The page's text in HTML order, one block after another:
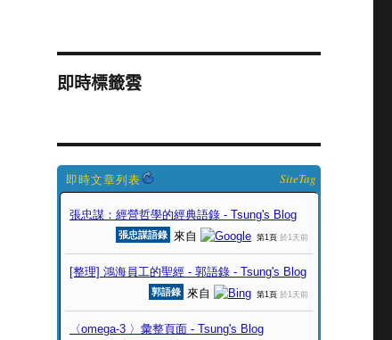
即時標籤雲
SiteTag